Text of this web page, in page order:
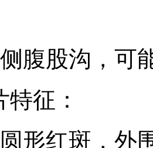
腹股沟，可
征：
形红斑，外